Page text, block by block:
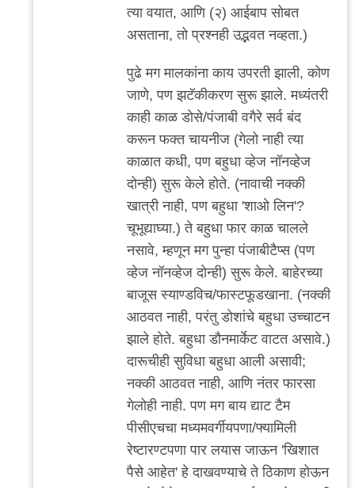
त्या वयात, आणि (२) आईबाप सोबत
असताना, तो प्रश्नही उद्भवत नव्हता.)
पुढे मग मालकांना काय उपरती झाली, कोण
जाणे, पण झटॅकीकरण सुरू झाले. मध्यंतरी
काही काळ डोसे/पंजाबी वगैरे सर्व बंद
करून फक्त चायनीज (गेलो नाही त्या
काळात कधी, पण बहुधा व्हेज नॉनव्हेज
दोन्ही) सुरू केले होते. (नावाची नक्की
खात्री नाही, पण बहुधा 'शाओ लिन'?
चूभूद्याघ्या.) ते बहुधा फार काळ चालले
नसावे, म्हणून मग पुन्हा पंजाबीटैप्स (पण
व्हेज नॉनव्हेज दोन्ही) सुरू केले. बाहेरच्या
बाजूस स्याण्डविच/फास्टफूडखाना. (नक्की
आठवत नाही, परंतु डोशांचे बहुधा उच्चाटन
झाले होते. बहुधा डौनमार्केट वाटत असावे.)
दारूचीही सुविधा बहुधा आली असावी;
नक्की आठवत नाही, आणि नंतर फारसा
गेलोही नाही. पण मग बाय द्याट टैम
पीसीएचचा मध्यमवर्गीयपणा/फ्यामिली
रेष्टारण्टपणा पार लयास जाऊन 'खिशात
पैसे आहेत' हे दाखवण्याचे ते ठिकाण होऊन